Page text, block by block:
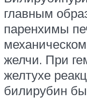
главным
паренхимы
желчи. При
желтухе
билирубин